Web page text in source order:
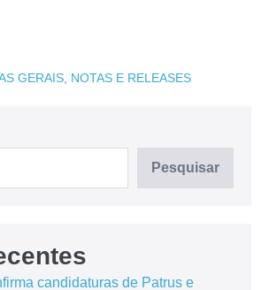
GERAIS NOTAS E RELEASES
Pesquisar
candidaturas de Patrus e